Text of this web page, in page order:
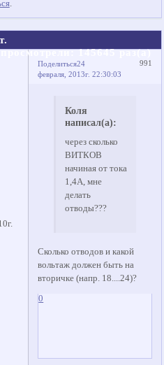
.
145645раз(а)
Поделиться 991
24
февраля, 2013г. 22:30:03
Коля
написал(а):
через сколько
ВИТКОВ
начиная от тока
1,4А, мне
делать
отводы???
Сколько отводов и какой
вольтаж должен быть на
вторичке (напр. 18....24)?
0